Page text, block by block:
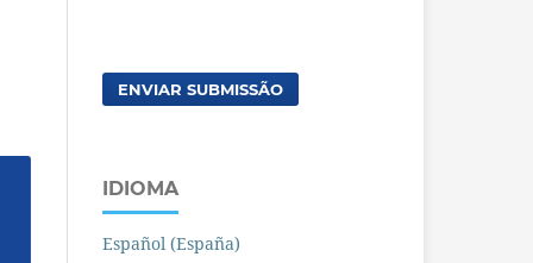
ENVIAR SUBMISSÃO
IDIOMA
Español (España)